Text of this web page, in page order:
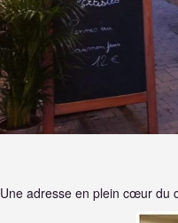
Une adresse en plein cœur du